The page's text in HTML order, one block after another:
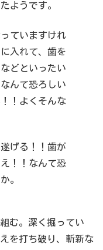
ようです。
ていますけれ
入れて、歯を
どといったい
んて恐ろしい
！よくそんな
げる！！歯が
！！なんて恐
。
む。深く掘ってい
を打ち破り、斬新な